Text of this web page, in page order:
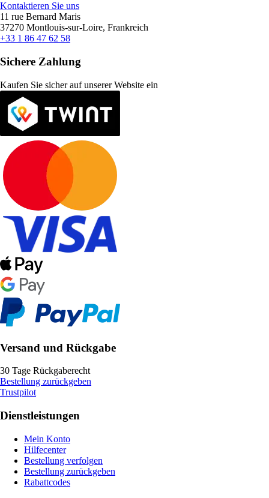
Kontaktieren Sie uns
11 rue Bernard Maris
37270 Montlouis-sur-Loire, Frankreich
+33 1 86 47 62 58
Sichere Zahlung
Kaufen Sie sicher auf unserer Website ein
Versand und Rückgabe
30 Tage Rückgaberecht
Bestellung zurückgeben
Trustpilot
Dienstleistungen
Mein Konto
Hilfecenter
Bestellung verfolgen
Bestellung zurückgeben
Rabattcodes